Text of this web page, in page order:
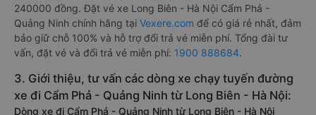
240000 đồng. Đặt vé xe Long Biên - Hà Nội Cẩm Phả -
Quảng Ninh chính hãng tại Vexere.com để có giá rẻ nhất, đảm
bảo giữ chỗ 100% và hỗ trợ đổi trả vé miễn phí. Tổng đài tư
vấn, đặt vé và đổi trả vé miễn phí: 1900 888684.
3. Giới thiệu, tư vấn các dòng xe chạy tuyến đường
xe đi Cẩm Phả - Quảng Ninh từ Long Biên - Hà Nội:
Dòng xe đi Cẩm Phả - Quảng Ninh từ Long Biên - Hà Nội